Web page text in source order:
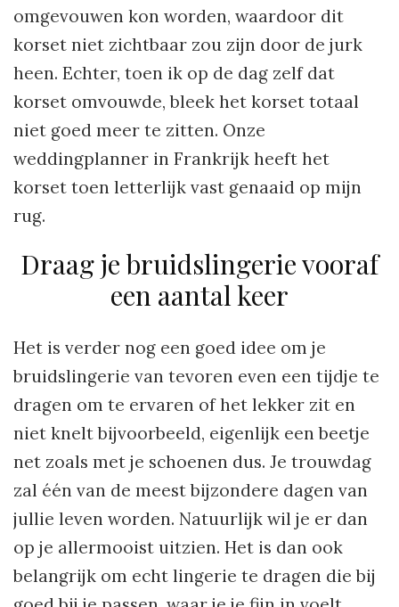
omgevouwen kon worden, waardoor dit
korset niet zichtbaar zou zijn door de jurk
heen. Echter, toen ik op de dag zelf dat
korset omvouwde, bleek het korset totaal
niet goed meer te zitten. Onze
weddingplanner in Frankrijk heeft het
korset toen letterlijk vast genaaid op mijn
rug.
Draag je bruidslingerie vooraf
een aantal keer
Het is verder nog een goed idee om je
bruidslingerie van tevoren even een tijdje te
dragen om te ervaren of het lekker zit en
niet knelt bijvoorbeeld, eigenlijk een beetje
net zoals met je schoenen dus. Je trouwdag
zal één van de meest bijzondere dagen van
jullie leven worden. Natuurlijk wil je er dan
op je allermooist uitzien. Het is dan ook
belangrijk om echt lingerie te dragen die bij